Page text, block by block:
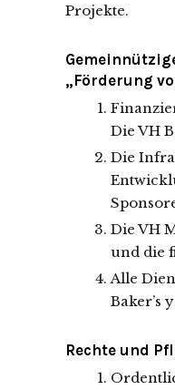
Projekte.
„Förderung
Die VH
Die
Die VH
und die
Alle
Baker’s
Rechte und